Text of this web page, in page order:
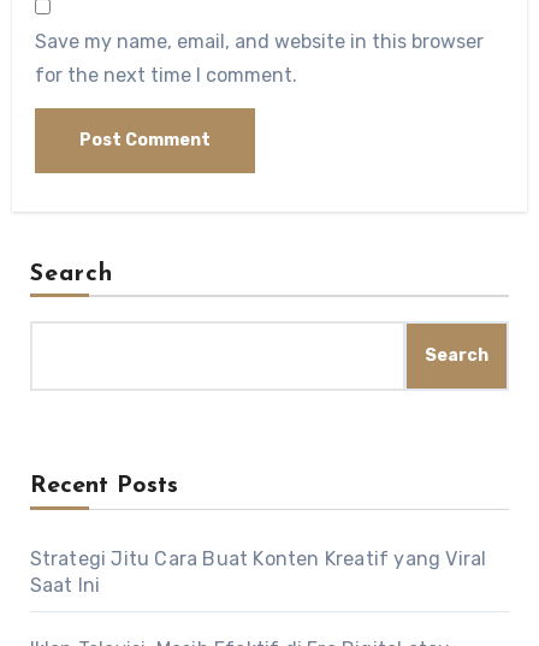
Save my name, email, and website in this browser
for the next time I comment.
Search
Search
Recent Posts
Strategi Jitu Cara Buat Konten Kreatif yang Viral
Saat Ini